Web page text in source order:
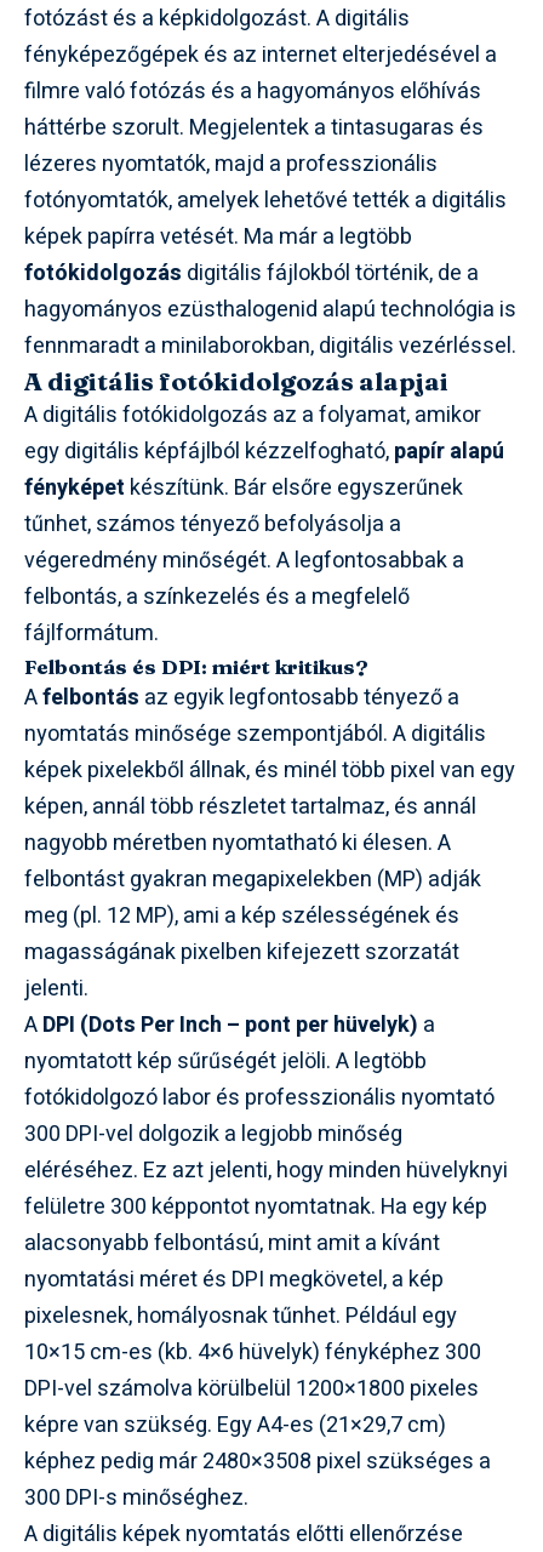
fotózást és a képkidolgozást. A digitális
fényképezőgépek és az internet elterjedésével a
filmre való fotózás és a hagyományos előhívás
háttérbe szorult. Megjelentek a tintasugaras és
lézeres nyomtatók, majd a professzionális
fotónyomtatók, amelyek lehetővé tették a digitális
képek papírra vetését. Ma már a legtöbb
fotókidolgozás digitális fájlokból történik, de a
hagyományos ezüsthalogenid alapú technológia is
fennmaradt a minilaborokban, digitális vezérléssel.
A digitális fotókidolgozás alapjai
A digitális fotókidolgozás az a folyamat, amikor
egy digitális képfájlból kézzelfogható,papír alapú
fényképet készítünk. Bár elsőre egyszerűnek
tűnhet, számos tényező befolyásolja a
végeredmény minőségét. A legfontosabbak a
felbontás, a színkezelés és a megfelelő
fájlformátum.
Felbontás és DPI: miért kritikus?
Afelbontás az egyik legfontosabb tényező a
nyomtatás minősége szempontjából. A digitális
képek pixelekből állnak, és minél több pixel van egy
képen, annál több részletet tartalmaz, és annál
nagyobb méretben nyomtatható ki élesen. A
felbontást gyakran megapixelekben (MP) adják
meg (pl. 12 MP), ami a kép szélességének és
magasságának pixelben kifejezett szorzatát
jelenti.
ADPI (Dots Per Inch – pont per hüvelyk) a
nyomtatott kép sűrűségét jelöli. A legtöbb
fotókidolgozó labor és professzionális nyomtató
300 DPI-vel dolgozik a legjobb minőség
eléréséhez. Ez azt jelenti, hogy minden hüvelyknyi
felületre 300 képpontot nyomtatnak. Ha egy kép
alacsonyabb felbontású, mint amit a kívánt
nyomtatási méret és DPI megkövetel, a kép
pixelesnek, homályosnak tűnhet. Például egy
10×15 cm-es (kb. 4×6 hüvelyk) fényképhez 300
DPI-vel számolva körülbelül 1200×1800 pixeles
képre van szükség. Egy A4-es (21×29,7 cm)
képhez pedig már 2480×3508 pixel szükséges a
300 DPI-s minőséghez.
A digitális képek nyomtatás előtti ellenőrzése